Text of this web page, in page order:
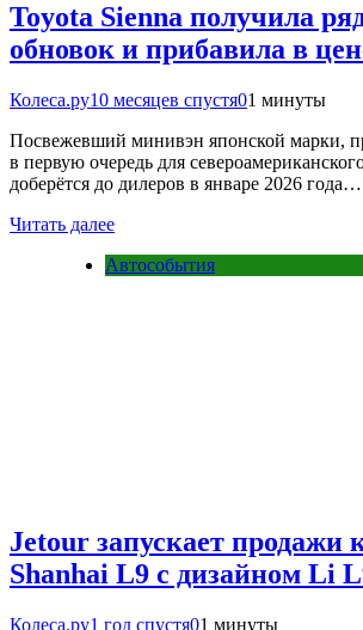
Toyota Sienna получила
обновок и прибавила в
Колеса.ру10 месяцев спустя01 минуты
Посвежевший минивэн японской марки,
в первую очередь для
доберётся до дилеров в январе 2026
Читать далее
Автособытия
Jetour запускает продажи
Shanhai L9 с дизайном Li
Колеса.ру1 год спустя01 минуты